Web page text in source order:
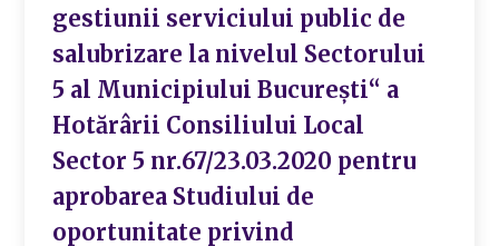
gestiunii serviciului public de
salubrizare la nivelul Sectorului
5 al Municipiului București“ a
Hotărârii Consiliului Local
Sector 5 nr.67/23.03.2020 pentru
aprobarea Studiului de
oportunitate privind